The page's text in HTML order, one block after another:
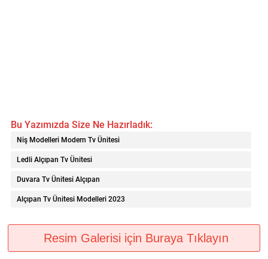
Bu Yazımızda Size Ne Hazırladık:
Niş Modelleri Modern Tv Ünitesi
Ledli Alçıpan Tv Ünitesi
Duvara Tv Ünitesi Alçıpan
Alçıpan Tv Ünitesi Modelleri 2023
Resim Galerisi için Buraya Tıklayın